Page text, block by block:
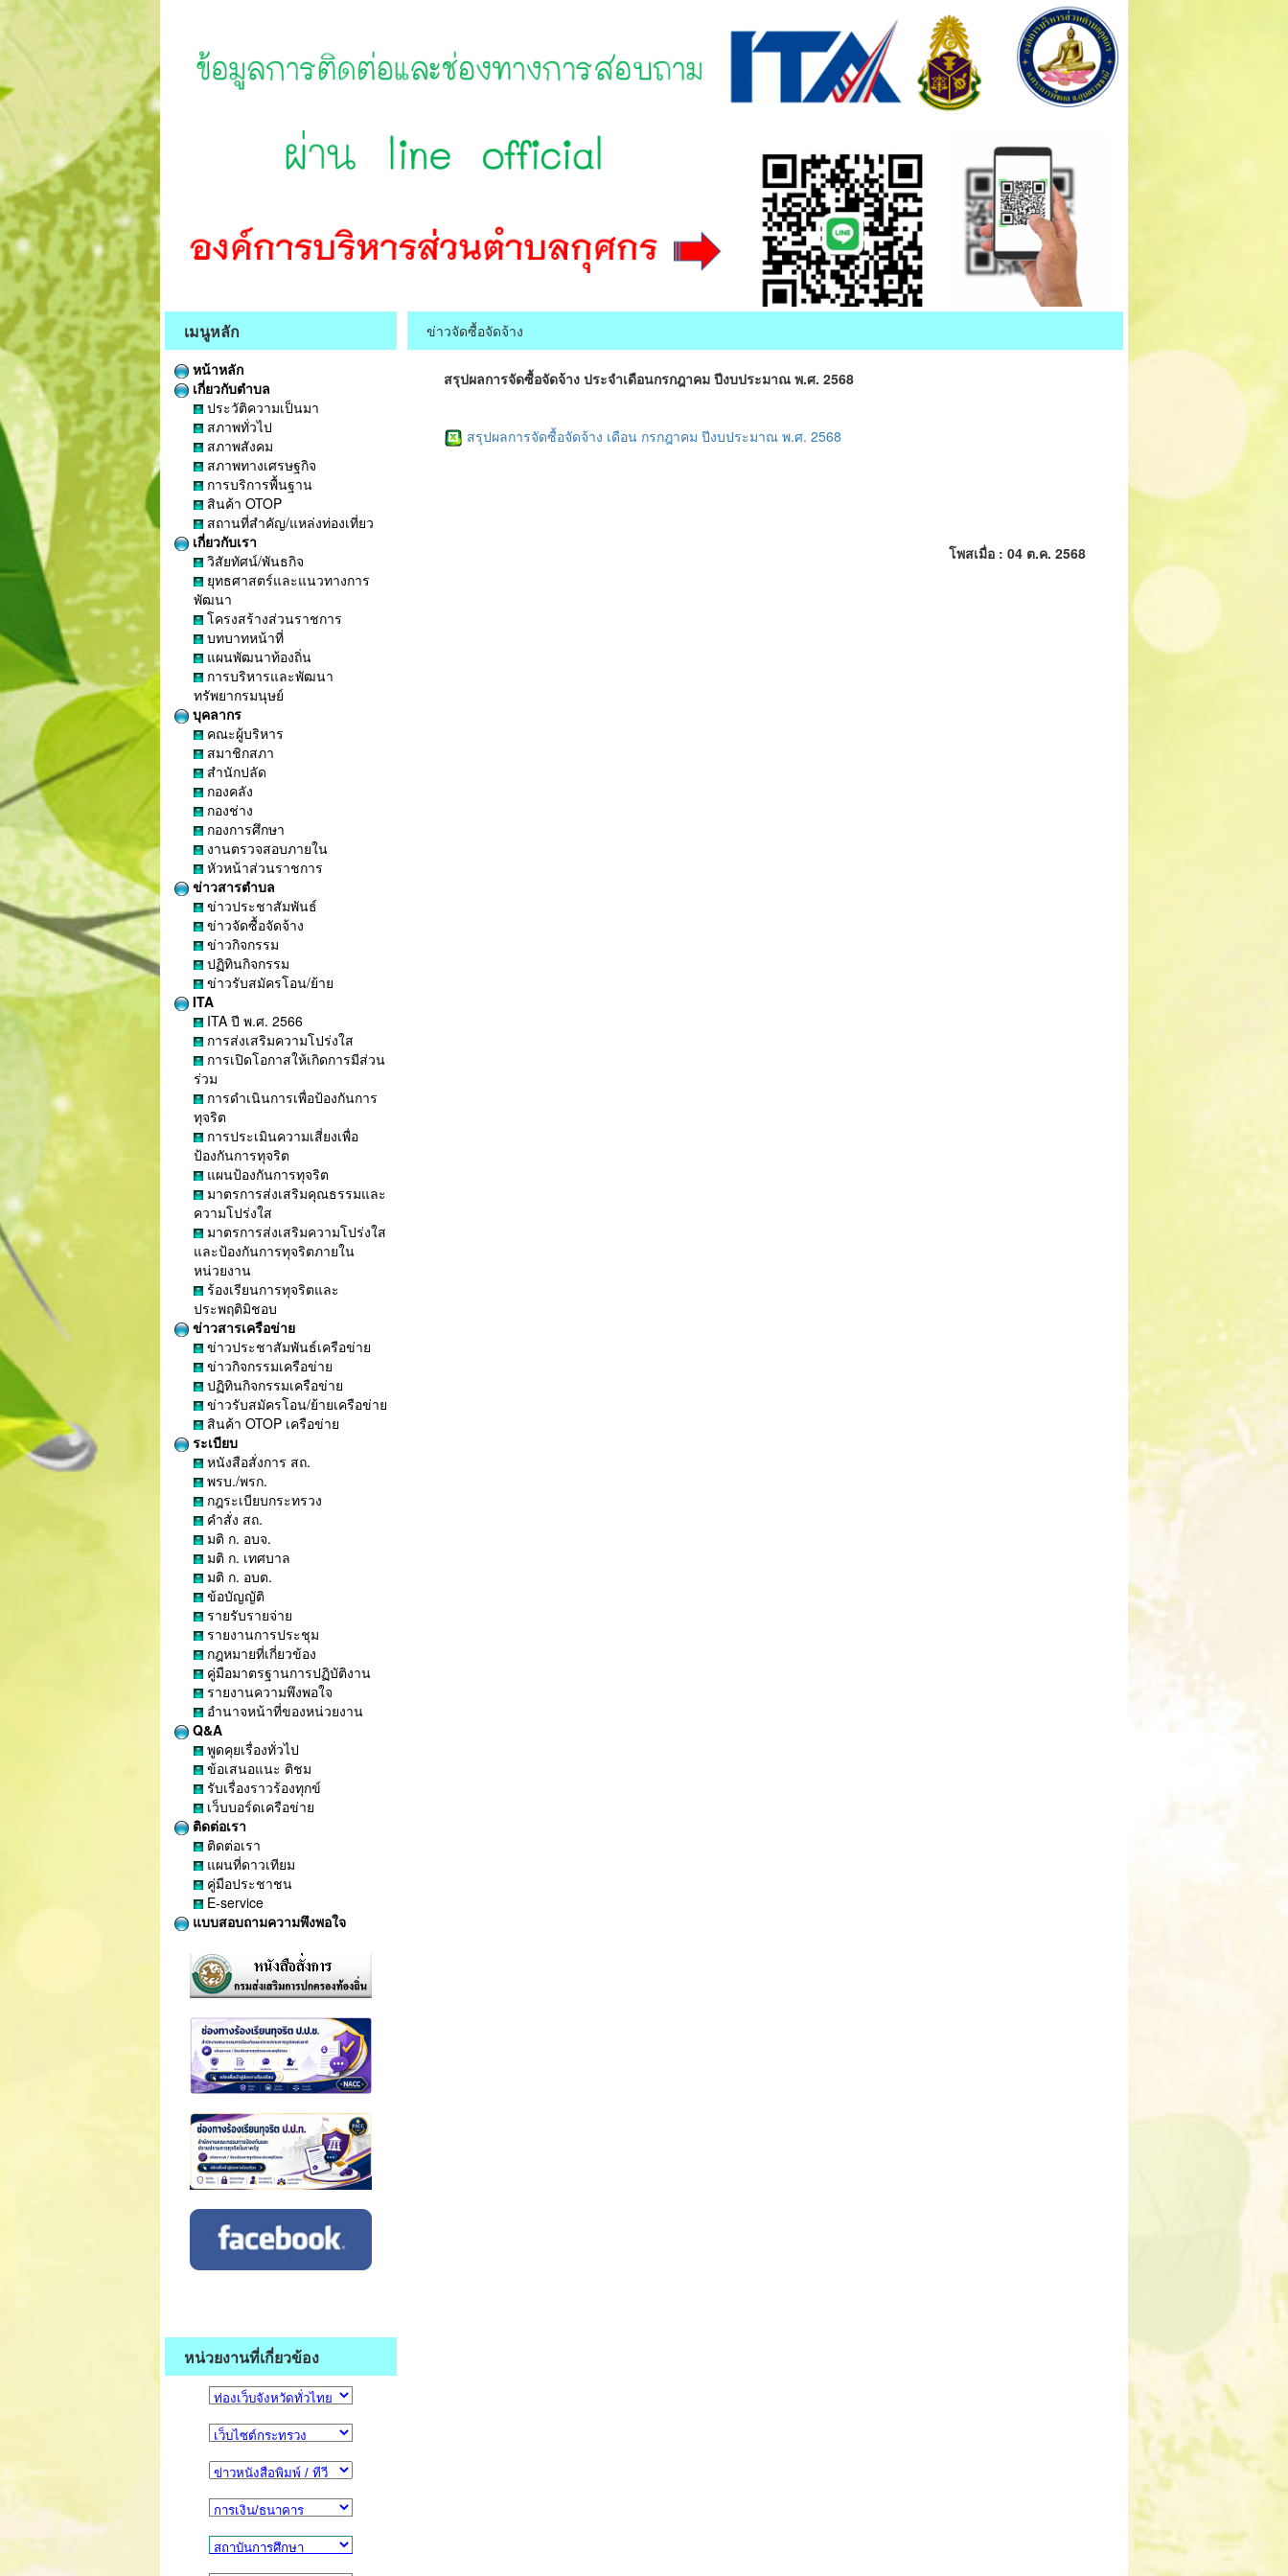
เมนูหลัก
หน้าหลัก
เกี่ยวกับตำบล
ประวัติความเป็นมา
สภาพทั่วไป
สภาพสังคม
สภาพทางเศรษฐกิจ
การบริการพื้นฐาน
สินค้า OTOP
สถานที่สำคัญ/แหล่งท่องเที่ยว
เกี่ยวกับเรา
วิสัยทัศน์/พันธกิจ
ยุทธศาสตร์และแนวทางการ
พัฒนา
โครงสร้างส่วนราชการ
บทบาทหน้าที่
แผนพัฒนาท้องถิ่น
การบริหารและพัฒนา
ทรัพยากรมนุษย์
บุคลากร
คณะผู้บริหาร
สมาชิกสภา
สำนักปลัด
กองคลัง
กองช่าง
กองการศึกษา
งานตรวจสอบภายใน
หัวหน้าส่วนราชการ
ข่าวสารตำบล
ข่าวประชาสัมพันธ์
ข่าวจัดซื้อจัดจ้าง
ข่าวกิจกรรม
ปฏิทินกิจกรรม
ข่าวรับสมัครโอน/ย้าย
ITA
ITA ปี พ.ศ. 2566
การส่งเสริมความโปร่งใส
การเปิดโอกาสให้เกิดการมีส่วน
ร่วม
การดำเนินการเพื่อป้องกันการ
ทุจริต
การประเมินความเสี่ยงเพื่อ
ป้องกันการทุจริต
แผนป้องกันการทุจริต
มาตรการส่งเสริมคุณธรรมและ
ความโปร่งใส
มาตรการส่งเสริมความโปร่งใส
และป้องกันการทุจริตภายใน
หน่วยงาน
ร้องเรียนการทุจริตและ
ประพฤติมิชอบ
ข่าวสารเครือข่าย
ข่าวประชาสัมพันธ์เครือข่าย
ข่าวกิจกรรมเครือข่าย
ปฏิทินกิจกรรมเครือข่าย
ข่าวรับสมัครโอน/ย้ายเครือข่าย
สินค้า OTOP เครือข่าย
ระเบียบ
หนังสือสั่งการ สถ.
พรบ./พรก.
กฎระเบียบกระทรวง
คำสั่ง สถ.
มติ ก. อบจ.
มติ ก. เทศบาล
มติ ก. อบต.
ข้อบัญญัติ
รายรับรายจ่าย
รายงานการประชุม
กฎหมายที่เกี่ยวข้อง
คู่มือมาตรฐานการปฏิบัติงาน
รายงานความพึงพอใจ
อำนาจหน้าที่ของหน่วยงาน
Q&A
พูดคุยเรื่องทั่วไป
ข้อเสนอแนะ ติชม
รับเรื่องราวร้องทุกข์
เว็บบอร์ดเครือข่าย
ติดต่อเรา
ติดต่อเรา
แผนที่ดาวเทียม
คู่มือประชาชน
E-service
แบบสอบถามความพึงพอใจ
หน่วยงานที่เกี่ยวข้อง
ข่าวจัดซื้อจัดจ้าง
สรุปผลการจัดซื้อจัดจ้าง ประจำเดือนกรกฎาคม ปีงบประมาณ พ.ศ. 2568
สรุปผลการจัดซื้อจัดจ้าง เดือน กรกฎาคม ปีงบประมาณ พ.ศ. 2568
โพสเมื่อ : 04 ต.ค. 2568